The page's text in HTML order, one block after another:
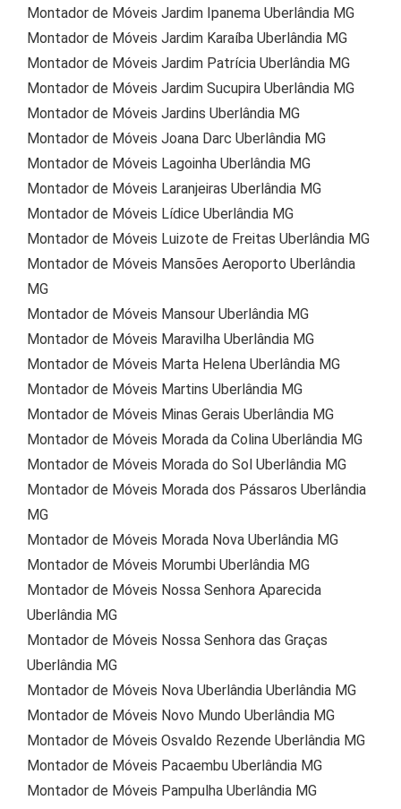
Montador de Móveis Jardim Ipanema Uberlândia MG
Montador de Móveis Jardim Karaíba Uberlândia MG
Montador de Móveis Jardim Patrícia Uberlândia MG
Montador de Móveis Jardim Sucupira Uberlândia MG
Montador de Móveis Jardins Uberlândia MG
Montador de Móveis Joana Darc Uberlândia MG
Montador de Móveis Lagoinha Uberlândia MG
Montador de Móveis Laranjeiras Uberlândia MG
Montador de Móveis Lídice Uberlândia MG
Montador de Móveis Luizote de Freitas Uberlândia MG
Montador de Móveis Mansões Aeroporto Uberlândia
MG
Montador de Móveis Mansour Uberlândia MG
Montador de Móveis Maravilha Uberlândia MG
Montador de Móveis Marta Helena Uberlândia MG
Montador de Móveis Martins Uberlândia MG
Montador de Móveis Minas Gerais Uberlândia MG
Montador de Móveis Morada da Colina Uberlândia MG
Montador de Móveis Morada do Sol Uberlândia MG
Montador de Móveis Morada dos Pássaros Uberlândia
MG
Montador de Móveis Morada Nova Uberlândia MG
Montador de Móveis Morumbi Uberlândia MG
Montador de Móveis Nossa Senhora Aparecida
Uberlândia MG
Montador de Móveis Nossa Senhora das Graças
Uberlândia MG
Montador de Móveis Nova Uberlândia Uberlândia MG
Montador de Móveis Novo Mundo Uberlândia MG
Montador de Móveis Osvaldo Rezende Uberlândia MG
Montador de Móveis Pacaembu Uberlândia MG
Montador de Móveis Pampulha Uberlândia MG